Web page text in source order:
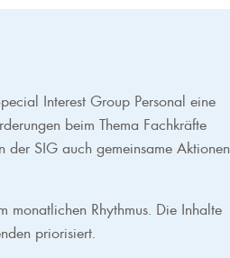
Interest Group Personal eine
beim Thema Fachkräfte
SIG auch gemeinsame Aktionen
monatlichen Rhythmus. Die Inhalte
priorisiert.